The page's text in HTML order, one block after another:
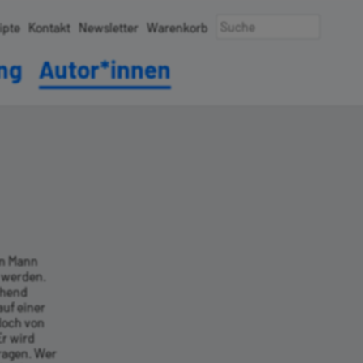
Kontakt Newsletter Warenkorb
Autor*innen
Mann
einer
von
wird
Wer